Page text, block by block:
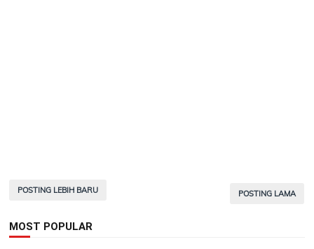
POSTING LEBIH BARU POSTING LAMA
MOST POPULAR